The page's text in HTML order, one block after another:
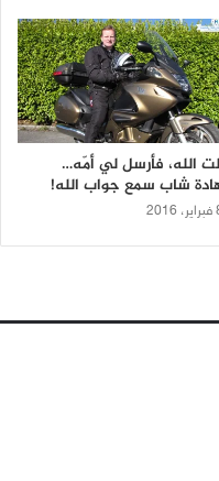
الله، فأرسل لي أمّه…
شاب سمع جواب الله!
2016